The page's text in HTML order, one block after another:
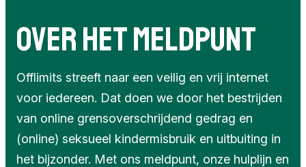
Over het meldpunt
Offlimits streeft naar een veilig en vrij internet
voor iedereen. Dat doen we door het bestrijden
van online grensoverschrijdend gedrag en
(online) seksueel kindermisbruik en uitbuiting in
het bijzonder. Met ons meldpunt, onze hulplijn en